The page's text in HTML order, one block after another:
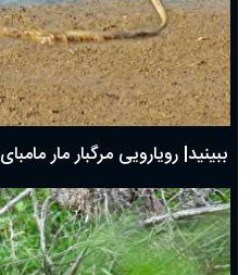
ببینید| رویارویی مرگبار مار